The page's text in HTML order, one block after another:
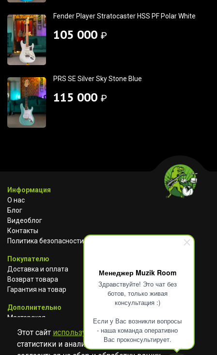
Менеджер Muzik Room
Здравствуйте! Это чат без
ботов, только живая
консультация :)
Если у Вас возникли вопросы
- наша команда оперативно
Вас проконсультирует.
Fender Player Stratocaster HSS PF Polar White
105 000 ₽
PRS SE Silver Sky Stone Blue
115 000 ₽
Информация
О нас
Блог
Видеоблог
Контакты
Политика безопасности
Покупателю
Доставка и оплата
Возврат товара
Гарантия на товар
Дополнительно
Мастерская
Сотрудничество
АВИТО TELEGRAM
Этот сайт использует cookies для сбора
статистики и анализа работы сайта. Просим